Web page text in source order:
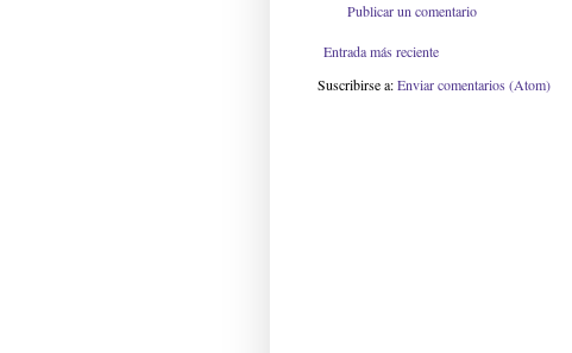
Publicar un comentario
Entrada más reciente
Suscribirse a:Enviar comentarios (Atom)